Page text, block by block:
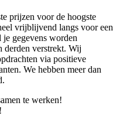
prijzen voor de hoogste
vrijblijvend langs voor een
gegevens worden
derden verstrekt. Wij
via positieve
We hebben meer dan
te werken!